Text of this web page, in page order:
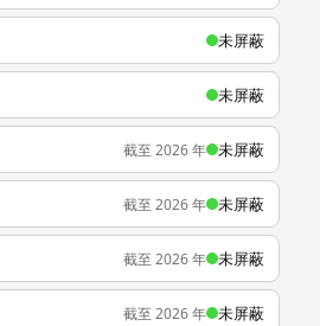
未屏蔽
未屏蔽
截至 2026 年 未屏蔽
截至 2026 年 未屏蔽
截至 2026 年 未屏蔽
截至 2026 年 未屏蔽